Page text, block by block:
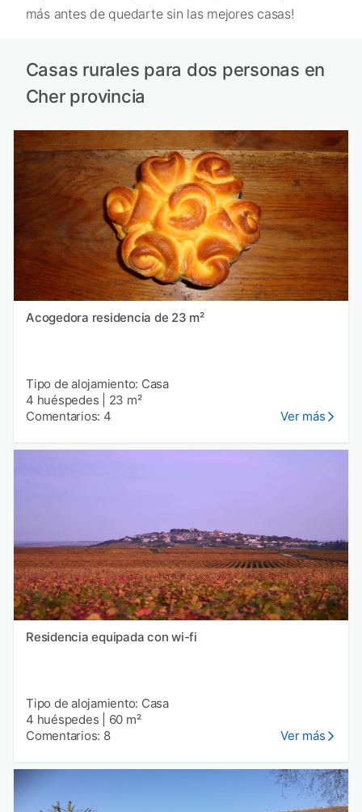
más antes de quedarte sin las mejores casas!
Casas rurales para dos personas en
Cher provincia
Acogedora residencia de 23 m²
Tipo de alojamiento: Casa
4 huéspedes
23 m²
Comentarios: 4
Ver más
Residencia equipada con wi-fi
Tipo de alojamiento: Casa
4 huéspedes
60 m²
Comentarios: 8
Ver más